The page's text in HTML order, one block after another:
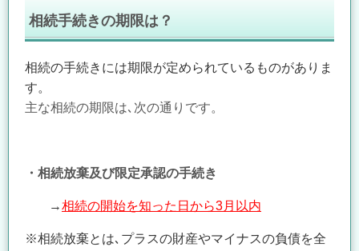
相続手続きの期限は？
相続の手続きには期限が定められているものがありま
す。
主な相続の期限は､次の通りです。
・相続放棄及び限定承認の手続き
→相続の開始を知った日から3月以内
※相続放棄とは､プラスの財産やマイナスの負債を全